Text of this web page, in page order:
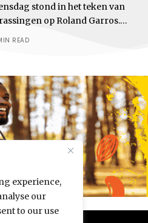
experience,
our
to our use
stond in het teken van
op Roland Garros.…
READ